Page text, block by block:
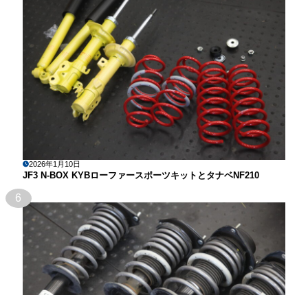
2026年1月10日
JF3 N-BOX KYBローファースポーツキットとタナベNF210
6